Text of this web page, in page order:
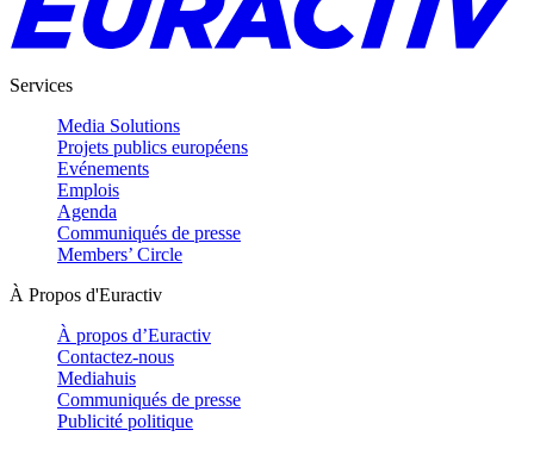
Services
Media Solutions
Projets publics européens
Evénements
Emplois
Agenda
Communiqués de presse
Members’ Circle
À Propos d'Euractiv
À propos d’Euractiv
Contactez-nous
Mediahuis
Communiqués de presse
Publicité politique